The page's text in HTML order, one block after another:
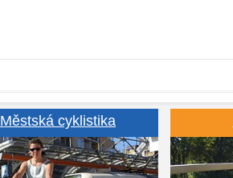
Městská cyklistika